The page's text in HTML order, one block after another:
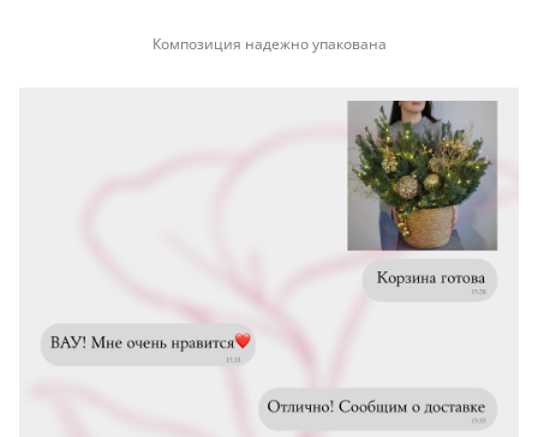
Композиция надежно упакована